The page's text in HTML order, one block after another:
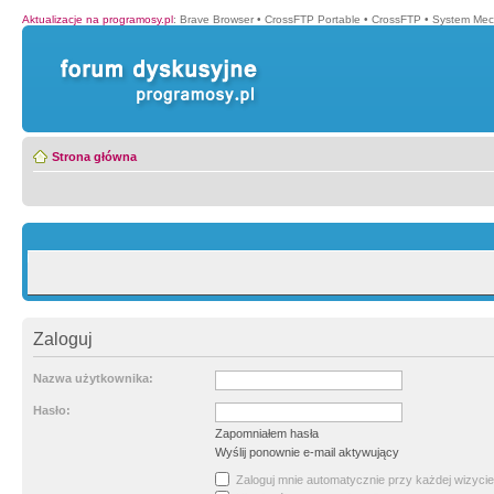
Aktualizacje na programosy.pl: Brave Browser • CrossFTP Portable • CrossFTP • System
Strona główna
Zaloguj
Nazwa użytkownika:
Hasło:
Zapomniałem hasła
Wyślij ponownie e-mail aktywujący
Zaloguj mnie automatycznie przy każdej wizycie